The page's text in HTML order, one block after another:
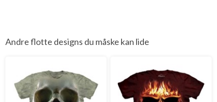
Andre flotte designs du måske kan lide